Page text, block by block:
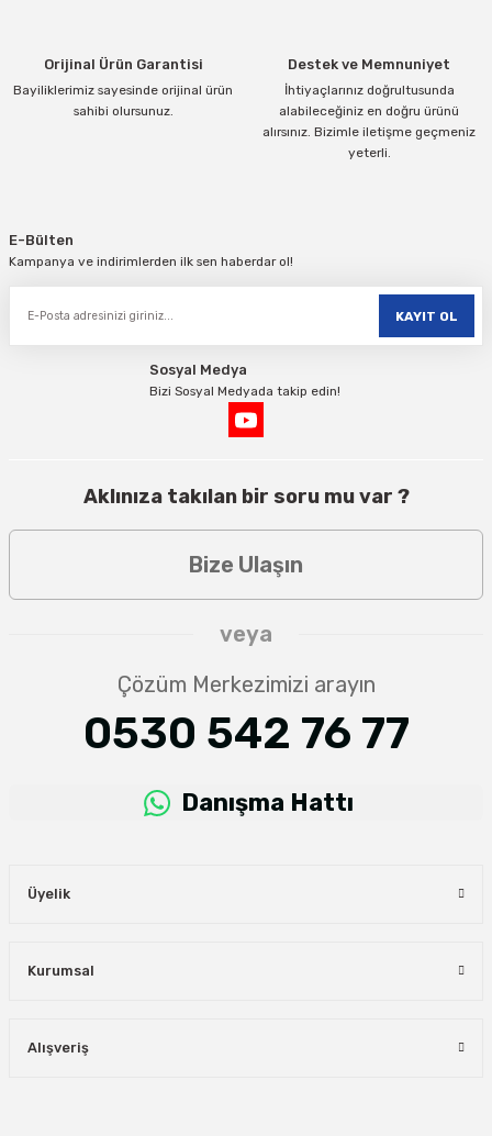
Orijinal Ürün Garantisi
Bayiliklerimiz sayesinde orijinal ürün
sahibi olursunuz.
Destek ve Memnuniyet
İhtiyaçlarınız doğrultusunda
alabileceğiniz en doğru ürünü
alırsınız. Bizimle iletişme geçmeniz
yeterli.
E-Bülten
Kampanya ve indirimlerden ilk sen haberdar ol!
KAYIT OL
Sosyal Medya
Bizi Sosyal Medyada takip edin!
Aklınıza takılan bir soru mu var ?
Bize Ulaşın
veya
Çözüm Merkezimizi arayın
0530 542 76 77
Danışma Hattı
Üyelik
Kurumsal
Alışveriş